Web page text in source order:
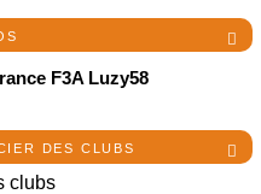

F3A Luzy58

des clubs
clubs